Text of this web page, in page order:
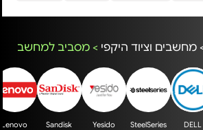
מחשבים וציוד היקפי > מסביב למחשב
DELL
SteelSeries
Yesido
Sandisk
Lenovo